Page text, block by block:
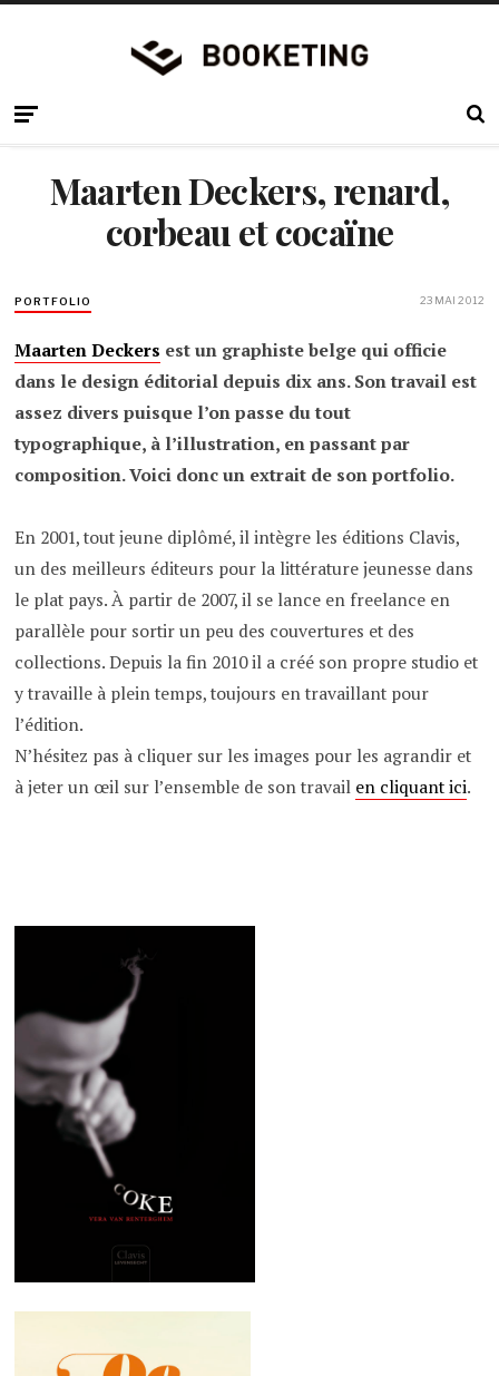
Maarten Deckers, renard,
corbeau et cocaïne
PORTFOLIO 23 MAI 2012
Maarten Deckers est un graphiste belge qui officie
dans le design éditorial depuis dix ans. Son travail est
assez divers puisque l’on passe du tout
typographique, à l’illustration, en passant par
composition. Voici donc un extrait de son portfolio.
En 2001, tout jeune diplômé, il intègre les éditions Clavis,
un des meilleurs éditeurs pour la littérature jeunesse dans
le plat pays. À partir de 2007, il se lance en freelance en
parallèle pour sortir un peu des couvertures et des
collections. Depuis la fin 2010 il a créé son propre studio et
y travaille à plein temps, toujours en travaillant pour
l’édition.
N’hésitez pas à cliquer sur les images pour les agrandir et
à jeter un œil sur l’ensemble de son travail en cliquant ici.